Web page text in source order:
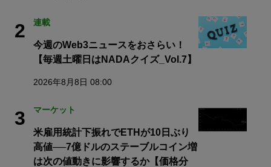
2 連載
今週のWeb3ニュースをおさらい！
【毎週土曜日はNADAクイズ_Vol.7】
2026年8月8日 08:00
3 マーケット
米雇用統計下振れでETHが10日ぶり
高値──7億ドルのステーブルコイン増
は次の値動きに影響するか【価格分